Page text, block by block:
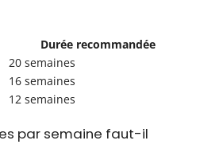
Durée recommandée
20 semaines
16 semaines
12 semaines
par semaine faut-il